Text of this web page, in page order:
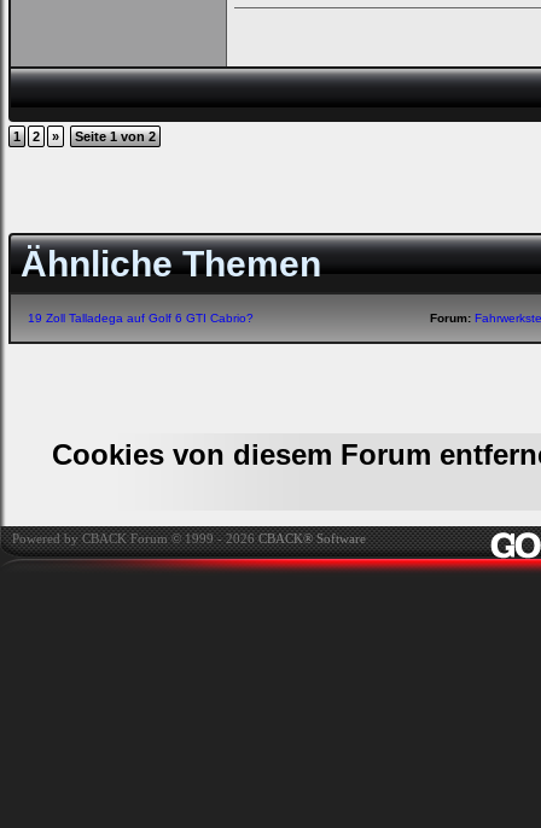
1 2 » Seite 1 von 2
Ähnliche Themen
19 Zoll Talladega auf Golf 6 GTI Cabrio? Forum:
Cookies von diesem Forum
Powered by CBACK Forum © 1999 - 2026CBACK® Software